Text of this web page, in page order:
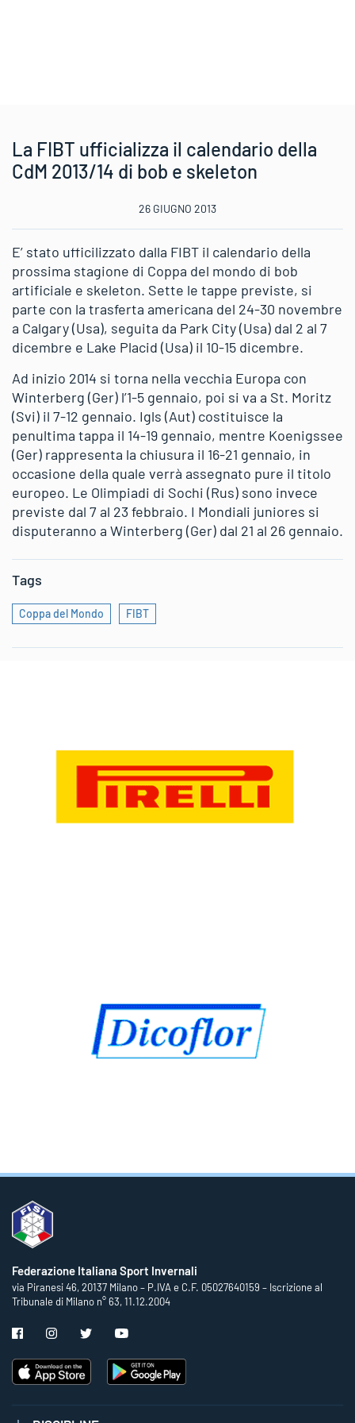
La FIBT ufficializza il calendario della
CdM 2013/14 di bob e skeleton
26 GIUGNO 2013
E’ stato ufficilizzato dalla FIBT il calendario della
prossima stagione di Coppa del mondo di bob
artificiale e skeleton. Sette le tappe previste, si
parte con la trasferta americana del 24-30 novembre
a Calgary (Usa), seguita da Park City (Usa) dal 2 al 7
dicembre e Lake Placid (Usa) il 10-15 dicembre.
Ad inizio 2014 si torna nella vecchia Europa con
Winterberg (Ger) l’1-5 gennaio, poi si va a St. Moritz
(Svi) il 7-12 gennaio. Igls (Aut) costituisce la
penultima tappa il 14-19 gennaio, mentre Koenigssee
(Ger) rappresenta la chiusura il 16-21 gennaio, in
occasione della quale verrà assegnato pure il titolo
europeo. Le Olimpiadi di Sochi (Rus) sono invece
previste dal 7 al 23 febbraio. I Mondiali juniores si
disputeranno a Winterberg (Ger) dal 21 al 26 gennaio.
Tags
Coppa del Mondo FIBT
Federazione Italiana Sport Invernali
via Piranesi 46, 20137 Milano – P.IVA e C.F. 05027640159 – Iscrizione al
Tribunale di Milano n° 63, 11.12.2004